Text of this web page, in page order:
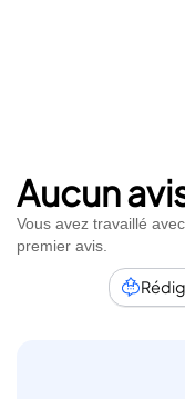
Aucun
Vous avez travaillé
premier avis.